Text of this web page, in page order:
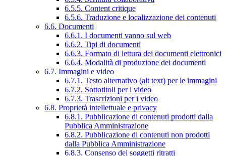
6.5.5. Content critique
6.5.6. Traduzione e localizzazione dei contenuti
6.6. Documenti
6.6.1. I documenti vanno sul web
6.6.2. Tipi di documenti
6.6.3. Formato di lettura dei documenti elettronici
6.6.4. Modalità di produzione dei documenti
6.7. Immagini e video
6.7.1. Testo alternativo (alt text) per le immagini
6.7.2. Sottotitoli per i video
6.7.3. Trascrizioni per i video
6.8. Proprietà intellettuale e privacy
6.8.1. Pubblicazione di contenuti prodotti dalla
Pubblica Amministrazione
6.8.2. Pubblicazione di contenuti non prodotti
dalla Pubblica Amministrazione
6.8.3. Consenso dei soggetti ritratti